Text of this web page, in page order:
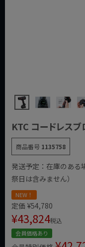
KTC コードレス
商品番号 1135758
発送予定：在庫のある
祭日は含みません）
NEW！
定価 ¥54,780
¥43,824税込
会員価格あり